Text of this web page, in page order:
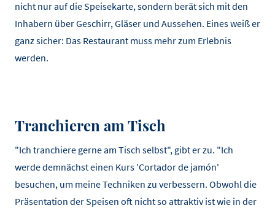
nicht nur auf die Speisekarte, sondern berät sich mit den
Inhabern über Geschirr, Gläser und Aussehen. Eines weiß er
ganz sicher: Das Restaurant muss mehr zum Erlebnis
werden.
Tranchieren am Tisch
"Ich tranchiere gerne am Tisch selbst", gibt er zu. "Ich
werde demnächst einen Kurs 'Cortador de jamón'
besuchen, um meine Techniken zu verbessern. Obwohl die
Präsentation der Speisen oft nicht so attraktiv ist wie in der